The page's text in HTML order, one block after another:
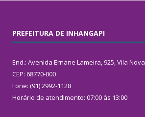
PREFEITURA DE INHANGAPI
End.: Avenida Ernane Lameira, 925, Vila Nova
CEP: 68770-000
Fone: (91) 2992-1128
Horário de atendimento: 07:00 às 13:00